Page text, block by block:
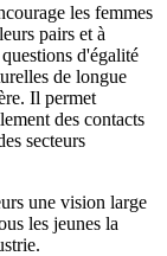
les femmes
pairs et à
d'égalité
de longue
Il permet
des contacts
secteurs
une vision large
les jeunes la